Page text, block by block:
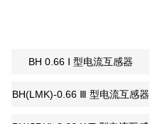
BH 0.66 Ⅰ 型电流互感器
BH(LMK)-0.66 Ⅲ 型电流互感器